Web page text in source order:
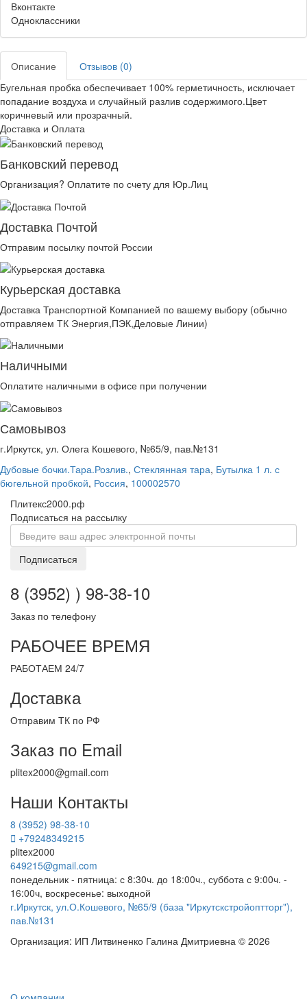
Вконтакте
Одноклассники
Описание
Отзывов (0)
Бугельная пробка обеспечивает 100% герметичность, исключает
попадание воздуха и случайный разлив содержимого.Цвет
коричневый или прозрачный.
Доставка и Оплата
Банковский перевод
Организация? Оплатите по счету для Юр.Лиц
Доставка Почтой
Отправим посылку почтой России
Курьерская доставка
Доставка Транспортной Компанией по вашему выбору (обычно
отправляем ТК Энергия,ПЭК,Деловые Линии)
Наличными
Оплатите наличными в офисе при получении
Самовывоз
г.Иркутск, ул. Олега Кошевого, №65/9, пав.№131
Дубовые бочки.Тара.Розлив., Стеклянная тара, Бутылка 1 л. с
бюгельной пробкой, Россия, 100002570
Плитекс2000.рф
Подписаться на рассылку
Подписаться
8 (3952) ) 98-38-10
Заказ по телефону
РАБОЧЕЕ ВРЕМЯ
РАБОТАЕМ 24/7
Доставка
Отправим ТК по РФ
Заказ по Email
plitex2000@gmail.com
Наши Контакты
8 (3952) 98-38-10
+79248349215
plitex2000
649215@gmail.com
понедельник - пятница: с 8:30ч. до 18:00ч., суббота с 9:00ч. -
16:00ч, воскресенье: выходной
г.Иркутск, ул.О.Кошевого, №65/9 (база "Иркутскстройоптторг"),
пав.№131
Организация: ИП Литвиненко Галина Дмитриевна © 2026